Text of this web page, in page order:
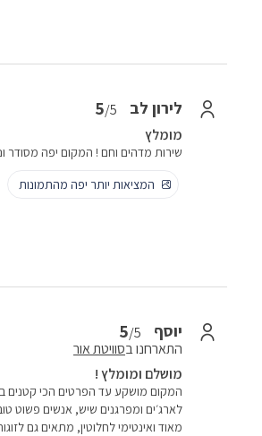
לירון לב 5/5
מומלץ
שירות מדהים וחם ! המקום יפה מסודר
המציאות יותר יפה מהתמונות
יוסף 5/5
התארחנו בסוויטת אור
מושלם ומומלץ !
המקום מושקע עד הפרטים הכי קטנים
לארג׳ים ומפרגנים שיש, אנשים פשוט
מאוד ואינטימי לחלוטין, מתאים גם